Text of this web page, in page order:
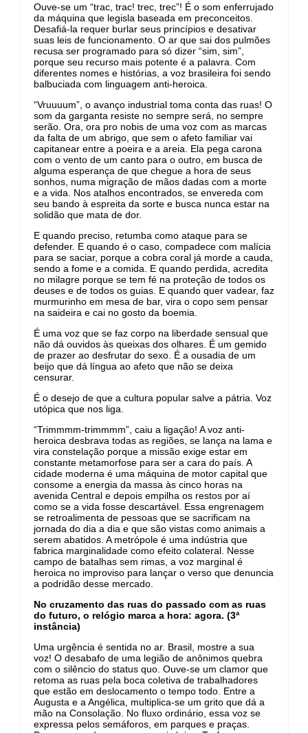
Ouve-se um “trac, trac! trec, trec”! É o som enferrujado
da máquina que legisla baseada em preconceitos.
Desafiá-la requer burlar seus princípios e desativar
suas leis de funcionamento. O ar que sai dos pulmões
recusa ser programado para só dizer “sim, sim”,
porque seu recurso mais potente é a palavra. Com
diferentes nomes e histórias, a voz brasileira foi sendo
balbuciada com linguagem anti-heroica.
“Vruuuum”, o avanço industrial toma conta das ruas! O
som da garganta resiste no sempre será, no sempre
serão. Ora, ora pro nobis de uma voz com as marcas
da falta de um abrigo, que sem o afeto familiar vai
capitanear entre a poeira e a areia. Ela pega carona
com o vento de um canto para o outro, em busca de
alguma esperança de que chegue a hora de seus
sonhos, numa migração de mãos dadas com a morte
e a vida. Nos atalhos encontrados, se envereda com
seu bando à espreita da sorte e busca nunca estar na
solidão que mata de dor.
E quando preciso, retumba como ataque para se
defender. E quando é o caso, compadece com malícia
para se saciar, porque a cobra coral já morde a cauda,
sendo a fome e a comida. E quando perdida, acredita
no milagre porque se tem fé na proteção de todos os
deuses e de todos os guias. E quando quer vadear, faz
murmurinho em mesa de bar, vira o copo sem pensar
na saideira e cai no gosto da boemia.
É uma voz que se faz corpo na liberdade sensual que
não dá ouvidos às queixas dos olhares. É um gemido
de prazer ao desfrutar do sexo. É a ousadia de um
beijo que dá língua ao afeto que não se deixa
censurar.
É o desejo de que a cultura popular salve a pátria. Voz
utópica que nos liga.
“Trimmmm-trimmmm”, caiu a ligação! A voz anti-
heroica desbrava todas as regiões, se lança na lama e
vira constelação porque a missão exige estar em
constante metamorfose para ser a cara do país. A
cidade moderna é uma máquina de motor capital que
consome a energia da massa às cinco horas na
avenida Central e depois empilha os restos por aí
como se a vida fosse descartável. Essa engrenagem
se retroalimenta de pessoas que se sacrificam na
jornada do dia a dia e que são vistas como animais a
serem abatidos. A metrópole é uma indústria que
fabrica marginalidade como efeito colateral. Nesse
campo de batalhas sem rimas, a voz marginal é
heroica no improviso para lançar o verso que denuncia
a podridão desse mercado.
No cruzamento das ruas do passado com as ruas
do futuro, o relógio marca a hora: agora. (3ª
instância)
Uma urgência é sentida no ar. Brasil, mostre a sua
voz! O desabafo de uma legião de anônimos quebra
com o silêncio do status quo. Ouve-se um clamor que
retoma as ruas pela boca coletiva de trabalhadores
que estão em deslocamento o tempo todo. Entre a
Augusta e a Angélica, multiplica-se um grito que dá a
mão na Consolação. No fluxo ordinário, essa voz se
expressa pelos semáforos, em parques e praças.